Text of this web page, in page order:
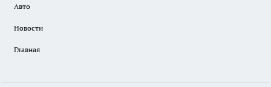
Авто
Новости
Главная